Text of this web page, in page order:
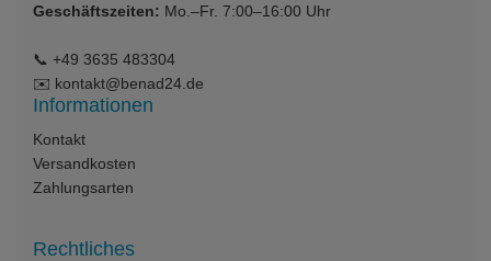
Geschäftszeiten: Mo.–Fr. 7:00–16:00 Uhr
📞 +49 3635 483304
✉️ kontakt@benad24.de
Informationen
Kontakt
Versandkosten
Zahlungsarten
Rechtliches